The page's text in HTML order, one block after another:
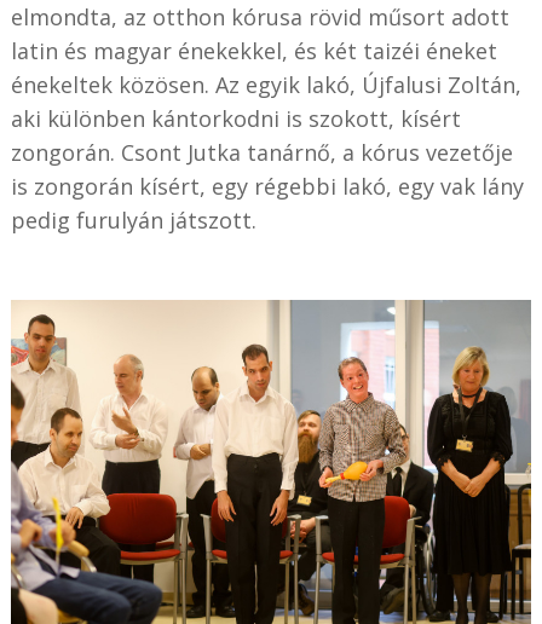
elmondta, az otthon kórusa rövid műsort adott
latin és magyar énekekkel, és két taizéi éneket
énekeltek közösen. Az egyik lakó, Újfalusi Zoltán,
aki különben kántorkodni is szokott, kísért
zongorán. Csont Jutka tanárnő, a kórus vezetője
is zongorán kísért, egy régebbi lakó, egy vak lány
pedig furulyán játszott.